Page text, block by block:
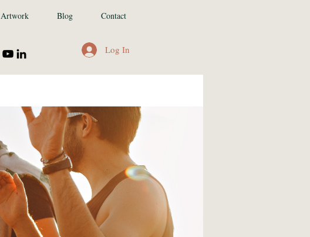
Artwork Blog Contact
Log In